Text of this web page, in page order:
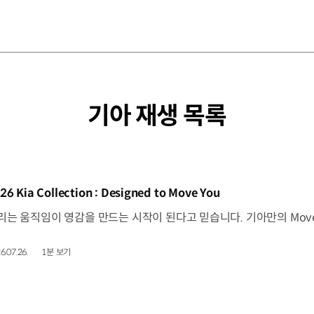
기아 재생 목록
상]
Kia Collection : Designed to Move You
1분 보기